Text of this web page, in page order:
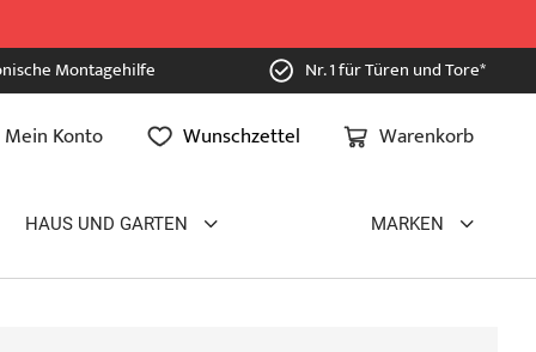
Montagehilfe Nr. 1 für Türen und Tore*
Warenkorb
Mein Konto Wunschzettel
HAUS UND GARTEN MARKEN